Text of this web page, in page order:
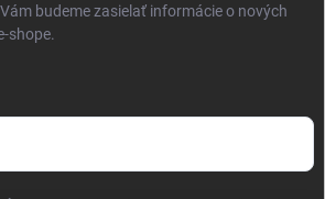
budeme zasielať informácie o nových
shope.